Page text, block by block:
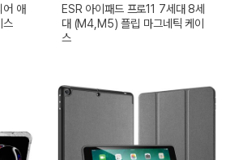
어 애
스
ESR 아이패드 프로11 7세대 8세
대 (M4,M5) 플립 마그네틱 케이
스